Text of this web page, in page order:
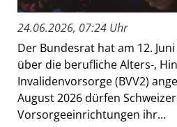
24.06.2026, 07:24 Uhr
Der Bundesrat hat am 12.
über die berufliche Alters-,
Invalidenvorsorge (BVV2)
August 2026 dürfen Schweizer
Vorsorgeeinrichtungen ihr...